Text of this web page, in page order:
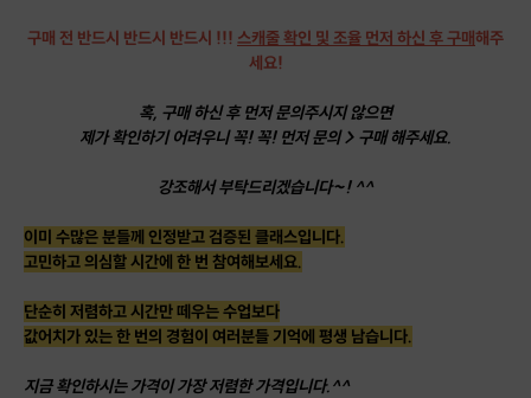
구매 전 반드시 반드시 반드시 !!! 스캐줄 확인 및 조율 먼저 하신 후 구매해주
세요!
혹, 구매 하신 후 먼저 문의주시지 않으면
제가 확인하기 어려우니 꼭! 꼭! 먼저 문의 > 구매 해주세요.
강조해서 부탁드리겠습니다~! ^^
이미 수많은 분들께 인정받고 검증된 클래스입니다.
고민하고 의심할 시간에 한 번 참여해보세요.
단순히 저렴하고 시간만 떼우는 수업보다
값어치가 있는 한 번의 경험이 여러분들 기억에 평생 남습니다.
지금 확인하시는 가격이 가장 저렴한 가격입니다.^^